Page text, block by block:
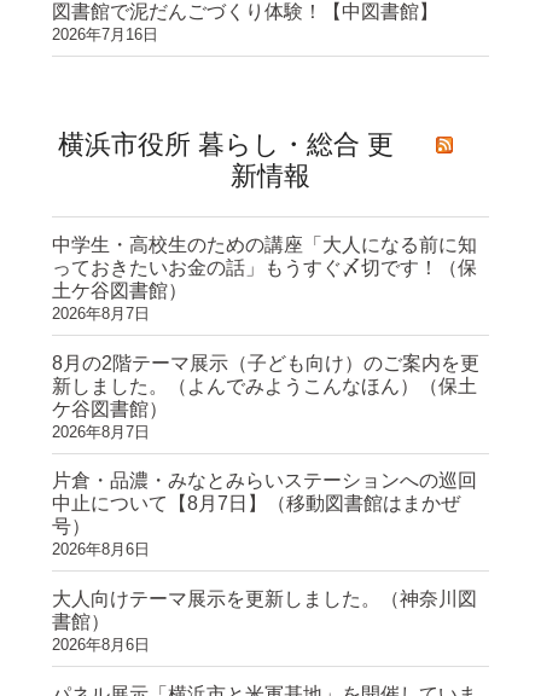
図書館で泥だんごづくり体験！【中図書館】
2026年7月16日
横浜市役所 暮らし・総合 更
新情報
中学生・高校生のための講座「大人になる前に知
っておきたいお金の話」もうすぐ〆切です！（保
土ケ谷図書館）
2026年8月7日
8月の2階テーマ展示（子ども向け）のご案内を更
新しました。（よんでみようこんなほん）（保土
ケ谷図書館）
2026年8月7日
片倉・品濃・みなとみらいステーションへの巡回
中止について【8月7日】（移動図書館はまかぜ
号）
2026年8月6日
大人向けテーマ展示を更新しました。（神奈川図
書館）
2026年8月6日